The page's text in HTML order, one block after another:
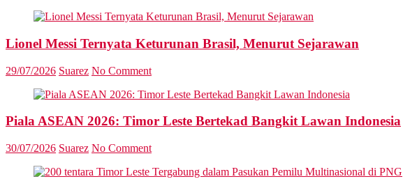
Lionel Messi Ternyata Keturunan Brasil, Menurut Sejarawan
29/07/2026 Suarez No Comment
Piala ASEAN 2026: Timor Leste Bertekad Bangkit Lawan Indonesia
30/07/2026 Suarez No Comment